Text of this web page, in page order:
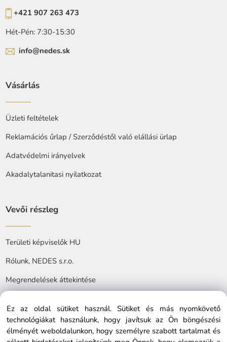
+421 907 263 473
Hét-Pén: 7:30-15:30
info@nedes.sk
Vásárlás
Üzleti feltételek
Reklamációs űrlap / Szerződéstől való elállási ürlap
Adatvédelmi irányelvek
Akadalytalanitasi nyilatkozat
Vevői részleg
Területi képviselők HU
Rólunk, NEDES s.r.o.
Megrendelések áttekintése
Ez az oldal sütiket használ. Sütiket és más nyomkövető
technológiákat használunk, hogy javítsuk az Ön böngészési
élményét weboldalunkon, hogy személyre szabott tartalmat és